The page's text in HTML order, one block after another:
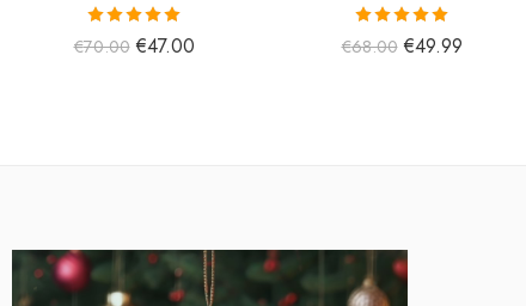
5 üzerinden
5.00oy aldı
€70.00 €47.00 5 üzerinden
5.00oy aldı
€68.00 €49.99